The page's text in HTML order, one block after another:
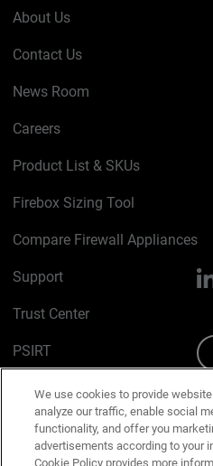
About Us
Contact Us
News Room
Careers
Product List & SKUs
Firebox Sizing Tool
Compare Firewall Appliances
Support
Trust Center
PSIRT
Cookie Policy
Privacy Policy
Media & Brand Kit
We use cookies to provide
analyze our traffic, enable social
functionality, and offer you
advertisements according to your
Cookie Policy provides more